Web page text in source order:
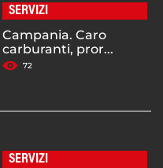
SERVIZI
Campania. Caro
carburanti, pror...
72
SERVIZI